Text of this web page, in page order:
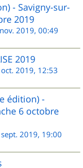
- Savigny-sur-
2019
2019, 00:49
2019
2019, 12:53
édition) -
6 octobre
2019, 19:00